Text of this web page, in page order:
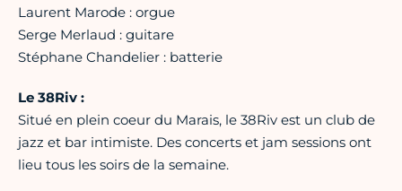
Laurent Marode : orgue
Serge Merlaud : guitare
Stéphane Chandelier : batterie
Le 38Riv :
Situé en plein coeur du Marais, le 38Riv est un club de
jazz et bar intimiste. Des concerts et jam sessions ont
lieu tous les soirs de la semaine.